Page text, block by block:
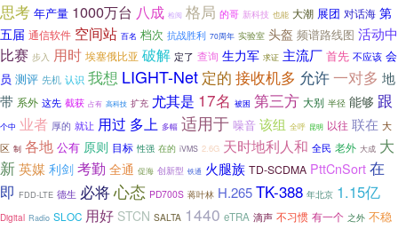
思考 年产量 1000万台 八成 检阅 格局 的哥 新科技 也能 大潮 展团 对话海 第
五届 通信软件 空间站 百名 档次 抗战胜利 70周年 实验室 头盔 频谱路线图 活动中
比赛 步入 用时 埃塞俄比亚 破解 定了 查询 生力军 求证 主流厂 首先 不应该 会
员 测评 先机 认识 我想 LIGHT-Net 定的 接收机多 允许一对多 地
带 系外 这先 截获 占有 高科技 扩充 尤其是 17名 被困 第三方 大别 半径 能够 跟
个中 业者 厚的 就让 用过 多上 多幅 适用于 噪音 该组 全呼 昆明 以往 联在 大
区 制 各地 公有 原则 目标 性强 在的 iVMS 2.6G 天时地利人和 全民 老外 大成 大
新英媒 利剑 考勤 全通 促海 创新型 铁通 火腿族 TD-SCDMA PttCnSort在
即 FDD-LTE 德生 必将心态 PD700S 蒋叶林 H.265TK-388 年北京 1.15亿
Digital Radio SLOC 用好 STCN SALTA 1440 eTRA 滴声 不习惯 有一个 之外 不稳